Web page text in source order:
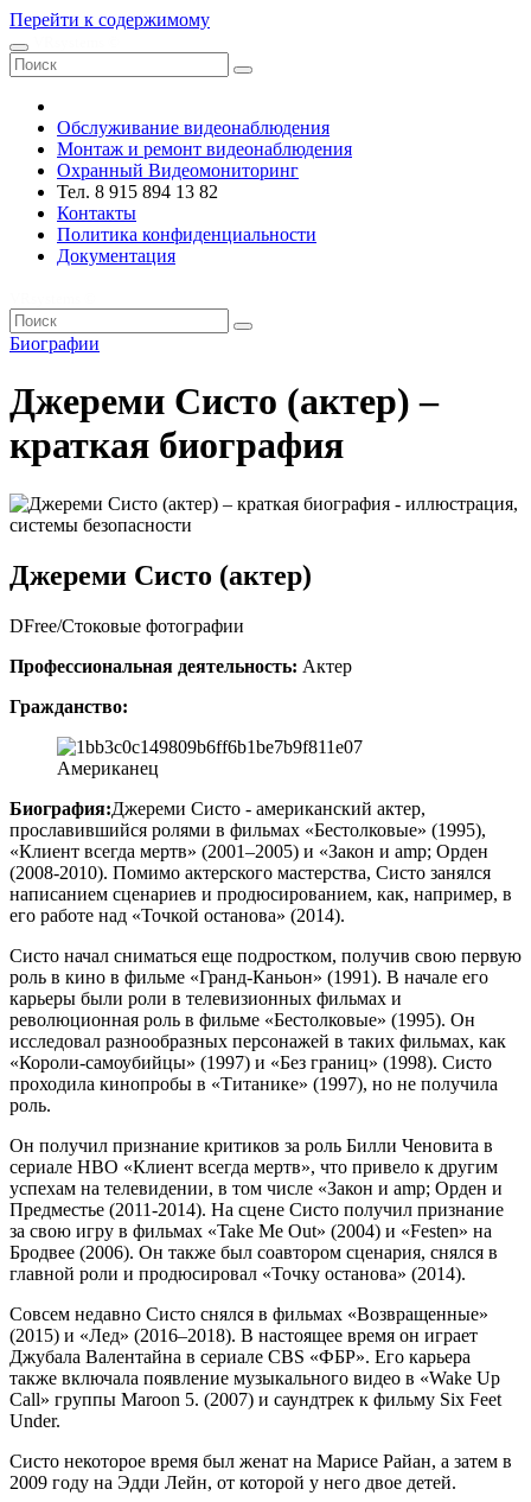
Перейти к содержимому
Обслуживание видеонаблюдения
Монтаж и ремонт видеонаблюдения
Охранный Видеомониторинг
Тел. 8 915 894 13 82
Контакты
Политика конфиденциальности
Документация
Биографии
Джереми Систо (актер) –
краткая биография
Джереми Систо (актер)
DFree/Стоковые фотографии
Профессиональная деятельность: Актер
Гражданство:
Американец
Биография:Джереми Систо - американский актер,
прославившийся ролями в фильмах «Бестолковые» (1995),
«Клиент всегда мертв» (2001–2005) и «Закон и amp; Орден
(2008-2010). Помимо актерского мастерства, Систо занялся
написанием сценариев и продюсированием, как, например, в
его работе над «Точкой останова» (2014).
Систо начал сниматься еще подростком, получив свою первую
роль в кино в фильме «Гранд-Каньон» (1991). В начале его
карьеры были роли в телевизионных фильмах и
революционная роль в фильме «Бестолковые» (1995). Он
исследовал разнообразных персонажей в таких фильмах, как
«Короли-самоубийцы» (1997) и «Без границ» (1998). Систо
проходила кинопробы в «Титанике» (1997), но не получила
роль.
Он получил признание критиков за роль Билли Ченовита в
сериале HBO «Клиент всегда мертв», что привело к другим
успехам на телевидении, в том числе «Закон и amp; Орден и
Предместье (2011-2014). На сцене Систо получил признание
за свою игру в фильмах «Take Me Out» (2004) и «Festen» на
Бродвее (2006). Он также был соавтором сценария, снялся в
главной роли и продюсировал «Точку останова» (2014).
Совсем недавно Систо снялся в фильмах «Возвращенные»
(2015) и «Лед» (2016–2018). В настоящее время он играет
Джубала Валентайна в сериале CBS «ФБР». Его карьера
также включала появление музыкального видео в «Wake Up
Call» группы Maroon 5. (2007) и саундтрек к фильму Six Feet
Under.
Систо некоторое время был женат на Марисе Райан, а затем в
2009 году на Эдди Лейн, от которой у него двое детей.